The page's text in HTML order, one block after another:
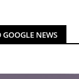
NEWS